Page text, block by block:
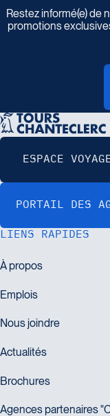
Insc i
Restez informé(e) de
promotions
LIENS RAPIDES